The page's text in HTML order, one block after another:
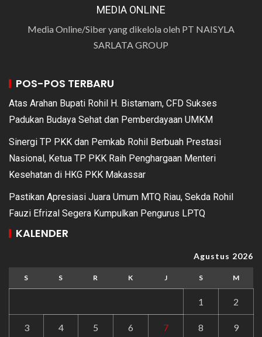
MEDIA ONLINE
Media Online/Siber yang dikelola oleh PT NAISYLA
SARLATA GROUP
POS-POS TERBARU
Atas Arahan Bupati Rohil H. Bistamam, CFD Sukses
Padukan Budaya Sehat dan Pemberdayaan UMKM
Sinergi TP PKK dan Pemkab Rohil Berbuah Prestasi
Nasional, Ketua TP PKK Raih Penghargaan Menteri
Kesehatan di HKG PKK Makassar
Pastikan Apresiasi Juara Umum MTQ Riau, Sekda Rohil
Fauzi Efrizal Segera Kumpulkan Pengurus LPTQ
KALENDER
Agustus 2026
S S R K J S M
1 2
3 4 5 6 7 8 9